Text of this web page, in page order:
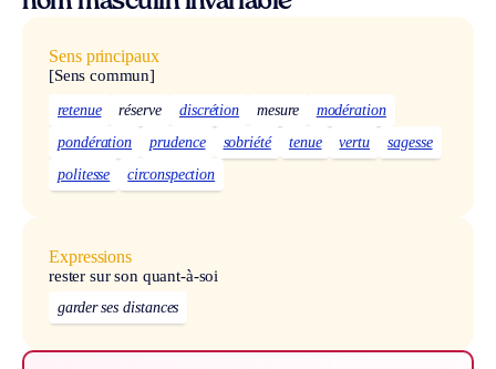
Sens principaux
[Sens commun]
retenue réserve discrétion mesure
modération
pondération
prudence sobriété tenue vertu
sagesse
politesse
circonspection
Expressions
rester sur son quant-à-soi
garder ses distances